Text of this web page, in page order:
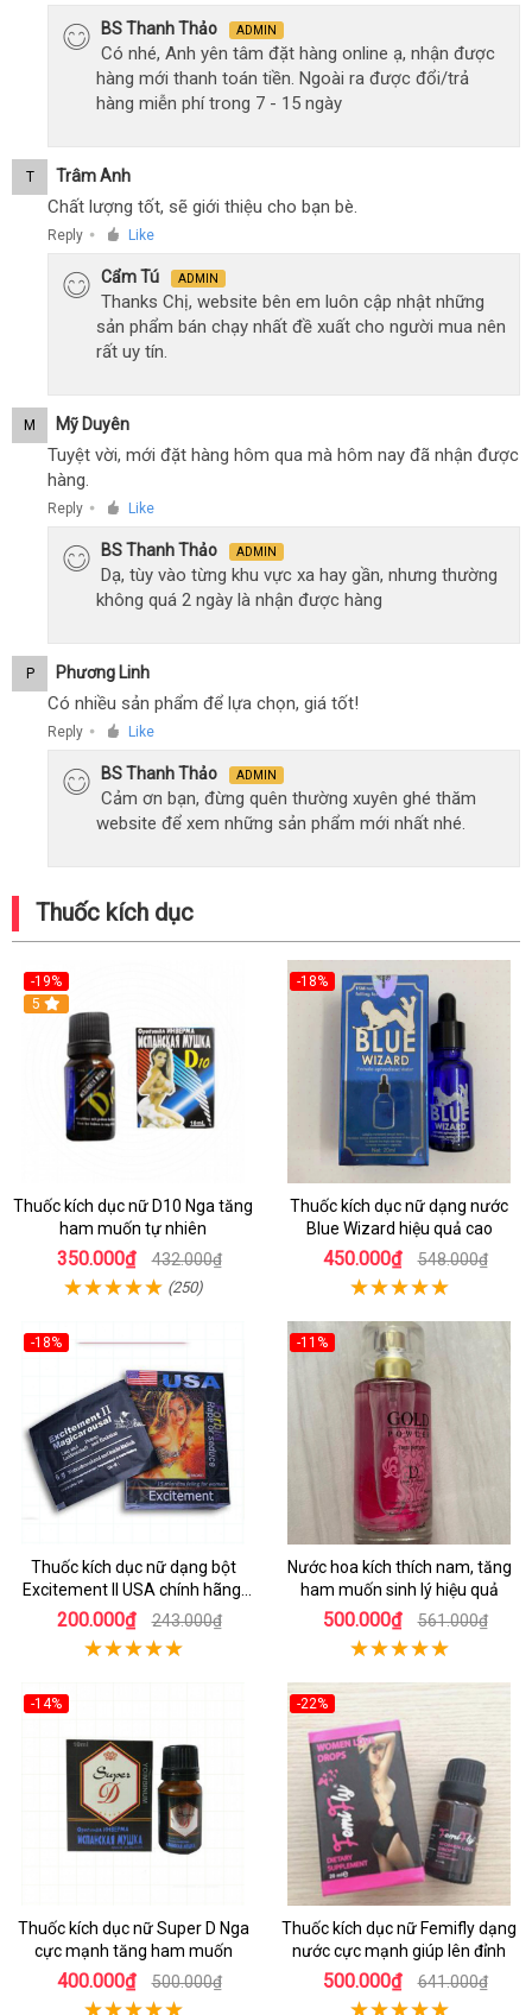
BS Thanh Thảo ADMIN
Có nhé, Anh yên tâm đặt hàng online ạ, nhận được
hàng mới thanh toán tiền. Ngoài ra được đổi/trả
hàng miễn phí trong 7 - 15 ngày
T Trâm Anh
Chất lượng tốt, sẽ giới thiệu cho bạn bè.
Reply ● Like
Cẩm Tú ADMIN
Thanks Chị, website bên em luôn cập nhật những
sản phẩm bán chạy nhất đề xuất cho người mua nên
rất uy tín.
M Mỹ Duyên
Tuyệt vời, mới đặt hàng hôm qua mà hôm nay đã nhận được
hàng.
Reply ● Like
BS Thanh Thảo ADMIN
Dạ, tùy vào từng khu vực xa hay gần, nhưng thường
không quá 2 ngày là nhận được hàng
P Phương Linh
Có nhiều sản phẩm để lựa chọn, giá tốt!
Reply ● Like
BS Thanh Thảo ADMIN
Cảm ơn bạn, đừng quên thường xuyên ghé thăm
website để xem những sản phẩm mới nhất nhé.
Thuốc kích dục
-19%
5
Thuốc kích dục nữ D10 Nga tăng
ham muốn tự nhiên
350.000₫ 432.000₫
(250)
-18%
Thuốc kích dục nữ dạng nước
Blue Wizard hiệu quả cao
450.000₫ 548.000₫
-18%
Thuốc kích dục nữ dạng bột
Excitement II USA chính hãng,
mạnh
200.000₫ 243.000₫
-11%
Nước hoa kích thích nam, tăng
ham muốn sinh lý hiệu quả
500.000₫ 561.000₫
-14%
Thuốc kích dục nữ Super D Nga
cực mạnh tăng ham muốn
400.000₫ 500.000₫
-22%
Thuốc kích dục nữ Femifly dạng
nước cực mạnh giúp lên đỉnh
500.000₫ 641.000₫